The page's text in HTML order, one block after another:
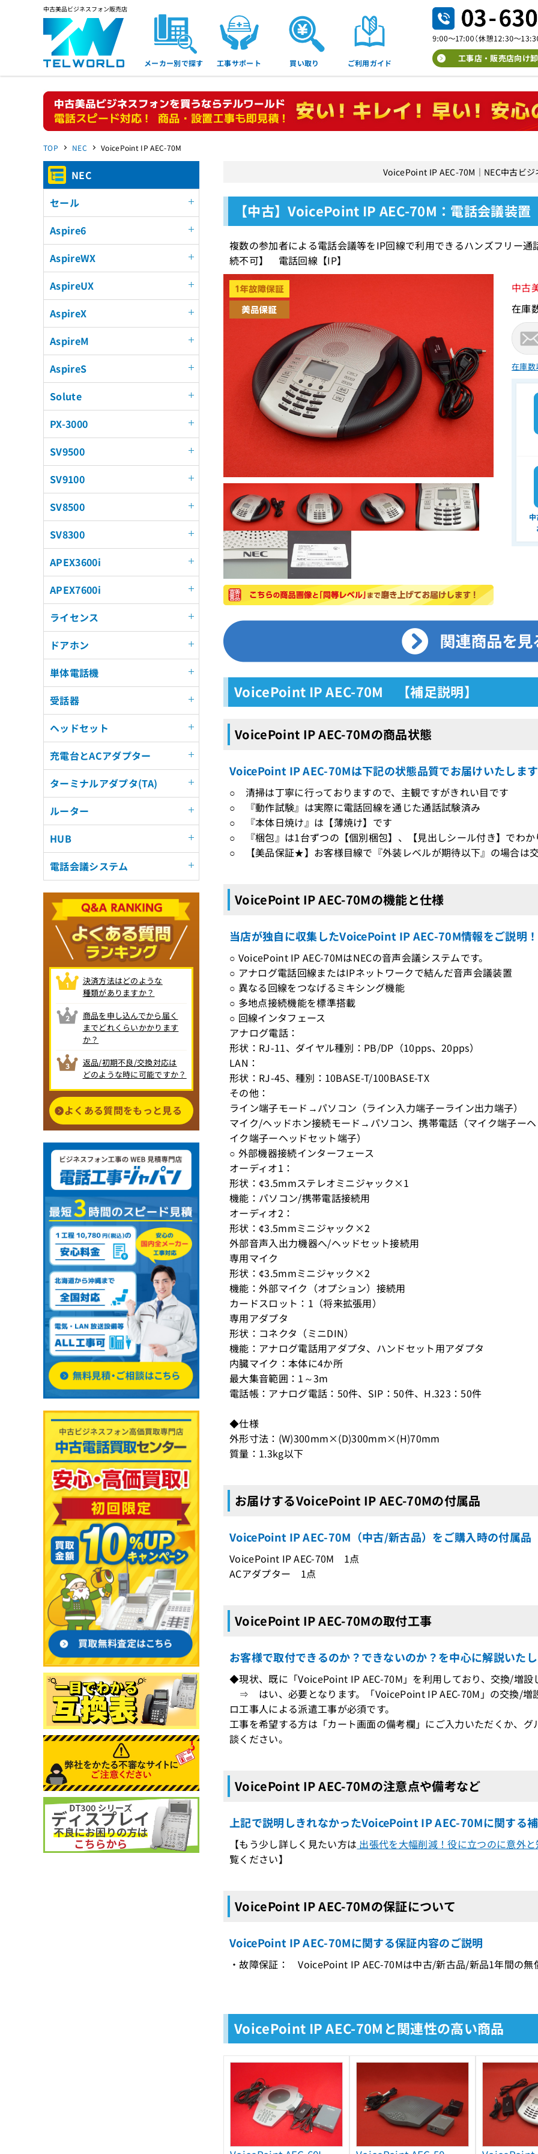
中古美品ビジネスフォン販売店
メーカー別で探す 工事サポート 買い取り ご利用ガイド 工事店・販売店向け
TOP NEC VoicePoint IP AEC-70M
VoicePoint IP AEC-70M｜NEC中古ビ
【中古】VoicePoint IP AEC-70M：電話会議装置
複数の参加者による電話会議等をIP回線で利用できるハンズフリ
続不可】 電話回線【IP】
中古
在庫
在庫数
VoicePoint IP AEC-70M 【補足説明】
VoicePoint IP AEC-70Mの商品状態
VoicePoint IP AEC-70Mは下記の状態品質でお届けいたします
○ 清掃は丁寧に行っておりますので、主観ですがきれい目です
○ 『動作試験』は実際に電話回線を通じた通話試験済み
○ 『本体日焼け』は【薄焼け】です
○ 『梱包』は1台ずつの【個別梱包】、【見出しシール付き】でわか
○ 【美品保証★】お客様目線で『外装レベルが期待以下』の場合は
VoicePoint IP AEC-70Mの機能と仕様
当店が独自に収集したVoicePoint IP AEC-70M情報をご説明！
○ VoicePoint IP AEC-70MはNECの音声会議システムです。
○ アナログ電話回線またはIPネットワークで結んだ音声会議装置
○ 異なる回線をつなげるミキシング機能
○ 多地点接続機能を標準搭載
○ 回線インタフェース
アナログ電話：
形状：RJ-11、ダイヤル種別：PB/DP（10pps、20pps）
LAN：
形状：RJ-45、種別：10BASE-T/100BASE-TX
その他：
ライン端子モード→パソコン（ライン入力端子ーライン出力端子）
マイク/ヘッドホン接続モード→パソコン、携帯電話（マイク端子ー
イク端子ーヘッドセット端子）
○ 外部機器接続インターフェース
オーディオ1：
形状：¢3.5mmステレオミニジャック×1
機能：パソコン/携帯電話接続用
オーディオ2：
形状：¢3.5mmミニジャック×2
外部音声入出力機器へ/ヘッドセット接続用
専用マイク
形状：¢3.5mmミニジャック×2
機能：外部マイク（オプション）接続用
カードスロット：1（将来拡張用）
専用アダプタ
形状：コネクタ（ミニDIN）
機能：アナログ電話用アダプタ、ハンドセット用アダプタ
内臓マイク：本体に4か所
最大集音範囲：1～3m
電話帳：アナログ電話：50件、SIP：50件、H.323：50件
◆仕様
外形寸法：(W)300mm×(D)300mm×(H)70mm
質量：1.3kg以下
お届けするVoicePoint IP AEC-70Mの付属品
VoicePoint IP AEC-70M（中古/新古品）をご購入時の付属品
VoicePoint IP AEC-70M 1点
ACアダプター 1点
VoicePoint IP AEC-70Mの取付工事
お客様で取付できるのか？できないのか？を中心に解説いた
◆現状、既に「VoicePoint IP AEC-70M」を利用しており、交換/増
⇒ はい、必要となります。「VoicePoint IP AEC-70M」の交換/増
ロ工事人による派遣工事が必須です。
工事を希望する方は「カート画面の備考欄」にご入力いただくか、グ
談ください。
VoicePoint IP AEC-70Mの注意点や備考など
上記で説明しきれなかったVoicePoint IP AEC-70Mに関する
【もう少し詳しく見たい方は 出張代を大幅削減！役に立つのに意外
覧ください】
VoicePoint IP AEC-70Mの保証について
VoicePoint IP AEC-70Mに関する保証内容のご説明
・故障保証： VoicePoint IP AEC-70Mは中古/新古品/新品1年間の無
VoicePoint IP AEC-70Mと関連性の高い商品
NEC
セール
Aspire6
AspireWX
AspireUX
AspireX
AspireM
AspireS
Solute
PX-3000
SV9500
SV9100
SV8500
SV8300
APEX3600i
APEX7600i
ライセンス
ドアホン
単体電話機
受話器
ヘッドセット
充電台とACアダプター
ターミナルアダプタ(TA)
ルーター
HUB
電話会議システム
決済方法はどのような
種類がありますか？
商品を申し込んでから届く
までどれくらいかかります
か？
返品/初期不良/交換対応は
どのような時に可能ですか？
よくある質問をもっと見る